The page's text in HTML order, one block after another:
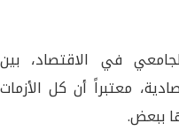
في الاقتصاد، بين
معتبراً أن كل الأزمات
ببعض.